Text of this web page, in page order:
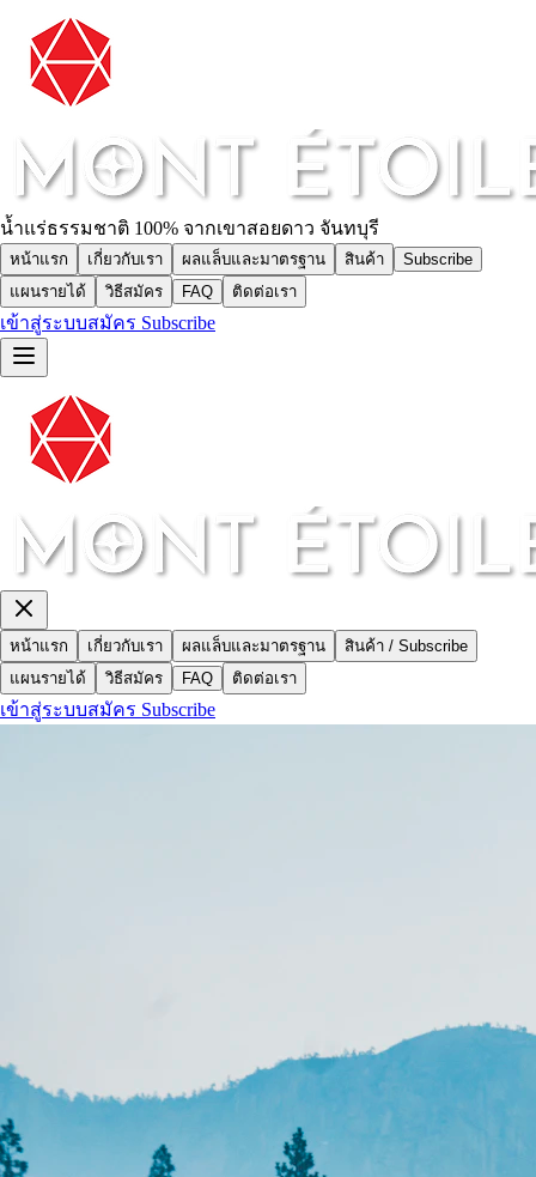
น้ำแร่ธรรมชาติ 100% จากเขาสอยดาว จันทบุรี
หน้าแรก เกี่ยวกับเรา ผลแล็บและมาตรฐาน สินค้า
Subscribe
แผนรายได้
วิธีสมัคร FAQ ติดต่อเรา
เข้าสู่ระบบสมัคร Subscribe
หน้าแรก เกี่ยวกับเรา ผลแล็บและมาตรฐาน
สินค้า / Subscribe
แผนรายได้
วิธีสมัคร FAQ ติดต่อเรา
เข้าสู่ระบบสมัคร Subscribe